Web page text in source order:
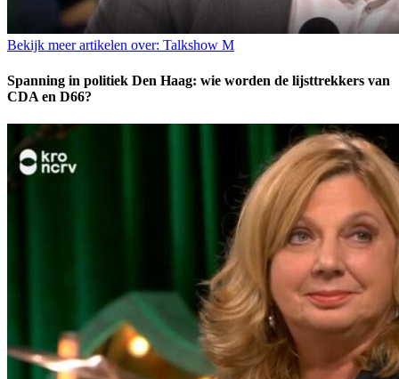
Bekijk meer artikelen over: Talkshow M
Spanning in politiek Den Haag: wie worden de lijsttrekkers van
CDA en D66?